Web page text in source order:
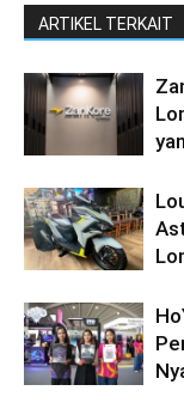
ARTIKEL TERKAIT